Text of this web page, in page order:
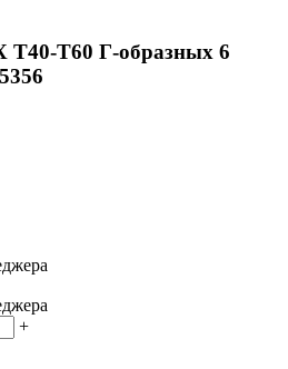
T60 Г-образных 6
+